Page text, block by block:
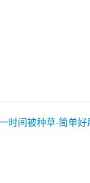
时间被种草-简单